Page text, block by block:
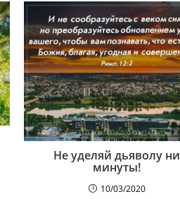
Не уделяй дьяволу ни
минуты!
10/03/2020